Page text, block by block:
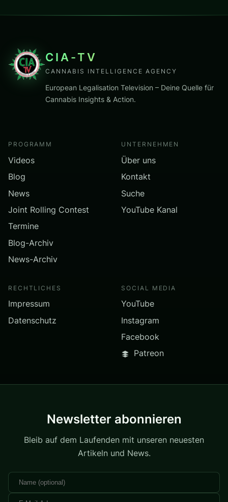
CIA-TV
CANNABIS INTELLIGENCE AGENCY
European Legalisation Television – Deine Quelle für
Cannabis Insights & Action.
PROGRAMM
Videos
Blog
News
Joint Rolling Contest
Termine
Blog-Archiv
News-Archiv
UNTERNEHMEN
Über uns
Kontakt
Suche
YouTube Kanal
RECHTLICHES
Impressum
Datenschutz
SOCIAL MEDIA
YouTube
Instagram
Facebook
Patreon
Newsletter abonnieren
Bleib auf dem Laufenden mit unseren neuesten
Artikeln und News.